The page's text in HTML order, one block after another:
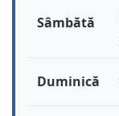
Sâmbătă
Duminică